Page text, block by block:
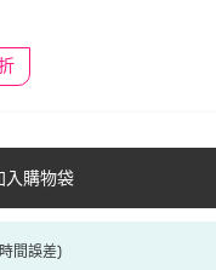
入購物袋
間誤差)